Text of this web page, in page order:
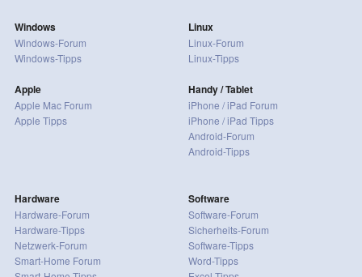
Windows
Windows-Forum
Windows-Tipps
Apple
Apple Mac Forum
Apple Tipps
Linux
Linux-Forum
Linux-Tipps
Handy / Tablet
iPhone / iPad Forum
iPhone / iPad Tipps
Android-Forum
Android-Tipps
Hardware
Hardware-Forum
Hardware-Tipps
Netzwerk-Forum
Smart-Home Forum
Software
Software-Forum
Sicherheits-Forum
Software-Tipps
Word-Tipps